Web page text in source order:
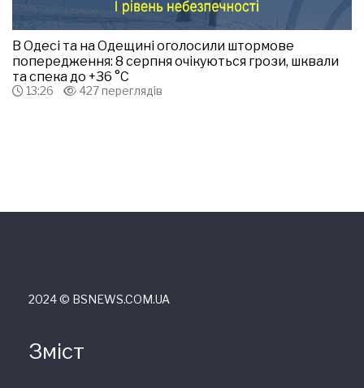
В Одесі та на Одещині оголосили штормове
попередження: 8 серпня очікуються грози, шквали
та спека до +36 °С
13:26 427 переглядів
2024 © ВSNEWS.COM.UA
Зміст